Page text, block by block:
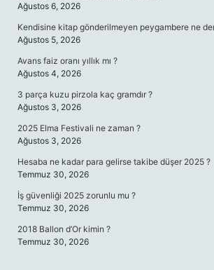
Ağustos 6, 2026
Kendisine kitap gönderilmeyen peygambere ne
Ağustos 5, 2026
Avans faiz oranı yıllık mı ?
Ağustos 4, 2026
3 parça kuzu pirzola kaç gramdır ?
Ağustos 3, 2026
2025 Elma Festivali ne zaman ?
Ağustos 3, 2026
Hesaba ne kadar para gelirse takibe düşer 2025 ?
Temmuz 30, 2026
İş güvenliği 2025 zorunlu mu ?
Temmuz 30, 2026
2018 Ballon d’Or kimin ?
Temmuz 30, 2026